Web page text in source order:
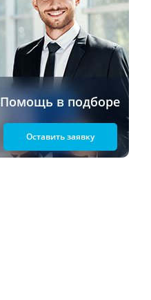
Помощь в подборе
Оставить заявку